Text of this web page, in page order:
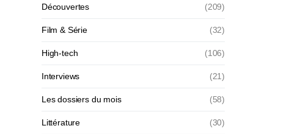
Découvertes (209)
Film & Série (32)
High-tech (106)
Interviews (21)
Les dossiers du mois (58)
Littérature (30)